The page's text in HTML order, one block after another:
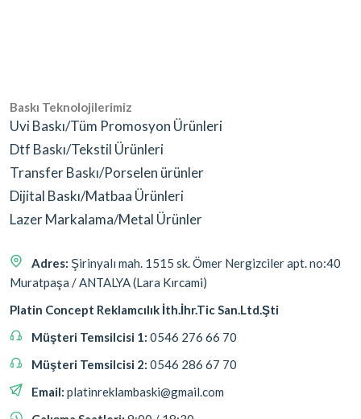
Baskı Teknolojilerimiz
Uvi Baskı/Tüm Promosyon Ürünleri
Dtf Baskı/Tekstil Ürünleri
Transfer Baskı/Porselen ürünler
Dijital Baskı/Matbaa Ürünleri
Lazer Markalama/Metal Ürünler
Adres: Şirinyalı mah. 1515 sk. Ömer Nergizciler apt. no:40
Muratpaşa / ANTALYA (Lara Kırcami)
Platin Concept Reklamcılık İth.İhr.Tic San.Ltd.Şti
Müşteri Temsilcisi 1: 0546 276 66 70
Müşteri Temsilcisi 2: 0546 286 67 70
Email: platinreklambaski@gmail.com